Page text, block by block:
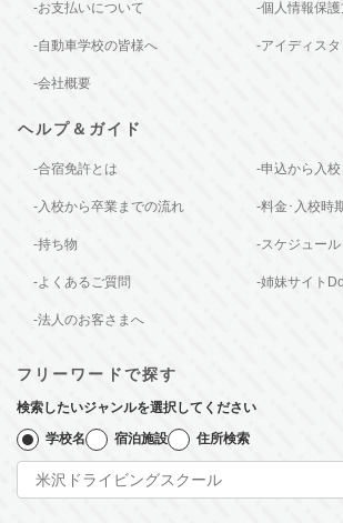
-お支払いについて -個人情報保
-自動車学校の皆様へ -アイディス
-会社概要
ヘルプ＆ガイド
-合宿免許とは -申込から入
-入校から卒業までの流れ -料金･入校時
-持ち物 -スケジュール
-よくあるご質問 -姉妹サイト
-法人のお客さまへ
フリーワードで探す
検索したいジャンルを選択してください
学校名 宿泊施設 住所検索